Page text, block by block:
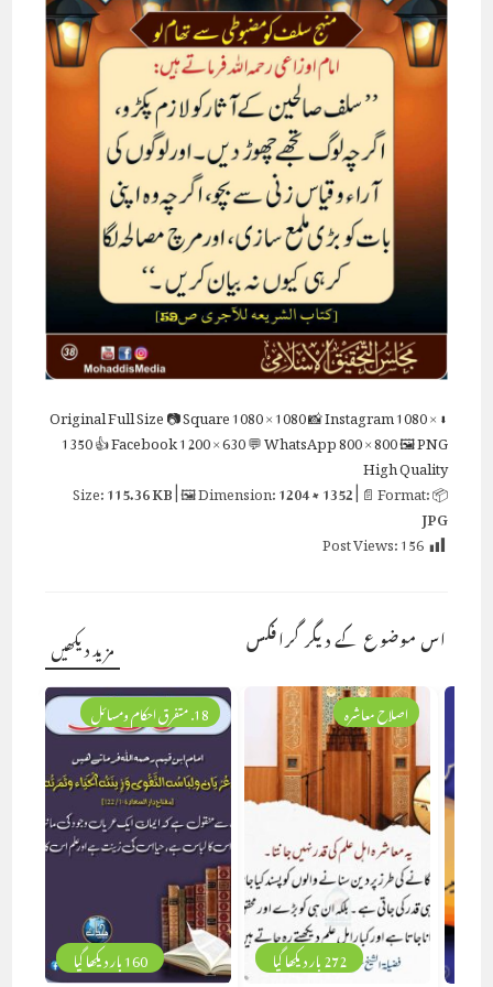
⬇ Original
Full Size📷 Square1080 × 1080📸 Instagram1080 ×
1350👍 Facebook1200 × 630💬 WhatsApp800 × 800🖼 PNG
High Quality
📦 Size:
115.36 KB| 🖼 Dimension:1204 × 1352| 📄 Format:
JPG
Post Views:156
اس موضوع کے دیگر گرافکس مزید دیکھیں
272 بار دیکھا گیا
اصلاح معاشرہ
160 بار دیکھا گیا
18. متفرق احکام ومسائل